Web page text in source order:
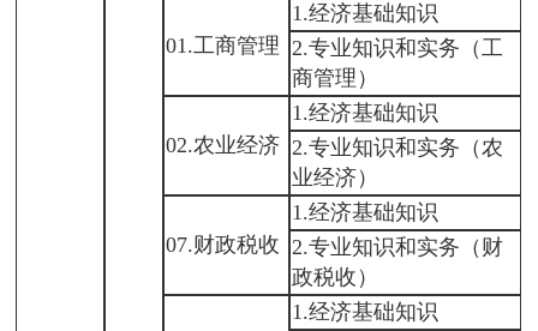
01.工商管理
1.经济基础知识
2.专业知识和实务（工
商管理）
02.农业经济
1.经济基础知识
2.专业知识和实务（农
业经济）
07.财政税收
1.经济基础知识
2.专业知识和实务（财
政税收）
1.经济基础知识